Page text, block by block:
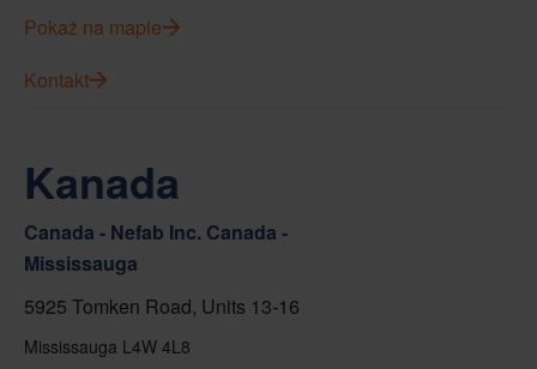
Pokaż na mapie
Kontakt
Kanada
Canada - Nefab Inc. Canada -
Mississauga
5925 Tomken Road, Units 13-16
Mississauga L4W 4L8